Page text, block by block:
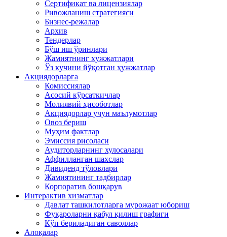
Сертификат ва лицензиялар
Ривожланиш стратегияси
Бизнес-режалар
Архив
Тендерлар
Бўш иш ўринлари
Жамиятнинг ҳужжатлари
Ўз кучини йўқотган ҳужжатлар
Акциядорларга
Комиссиялар
Асосий кўрсаткичлар
Молиявий ҳисоботлар
Акциядорлар учун маълумотлар
Овоз бериш
Муҳим фактлар
Эмиссия рисоласи
Аудиторларнинг хулосалари
Аффилланган шахслар
Дивиденд тўловлари
Жамиятининг тадбирлар
Корпоратив бошқарув
Интерактив хизматлар
Давлат ташкилотларга мурожаат юбориш
Фуқароларни қабул қилиш графиги
Кўп бериладиган саволлар
Алоқалар